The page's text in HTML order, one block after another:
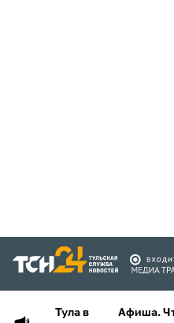
Тула в
Афиша.